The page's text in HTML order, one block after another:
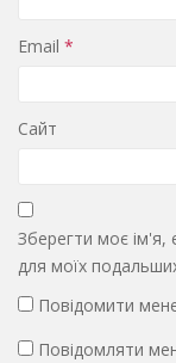
Email *
Сайт
Зберегти моє ім'я,
для моїх
Повідомити
Повідомляти